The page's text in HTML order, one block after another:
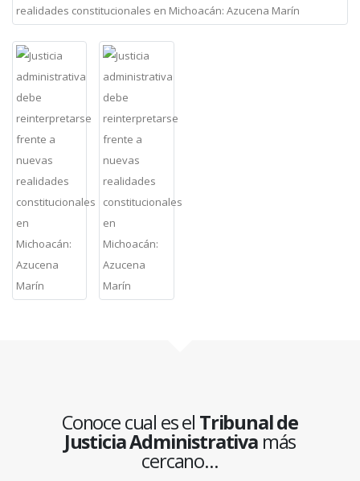
Conoce cual es el Tribunal de
Justicia Administrativamás
cercano...